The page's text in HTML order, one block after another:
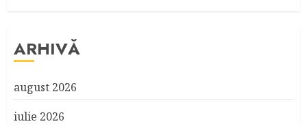
ARHIVĂ
august 2026
iulie 2026